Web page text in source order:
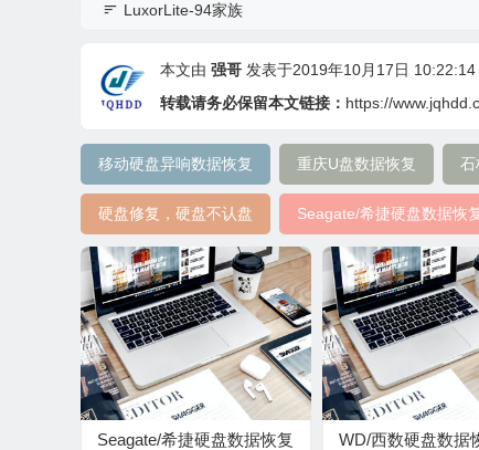
LuxorLite-94家族
本文由 强哥 发表于2019年10月17日 10:22:14
转载请务必保留本文链接： https://
移动硬盘异响数据恢复 重庆U盘数据恢复 石
硬盘修复，硬盘不认盘 Seagate/希捷硬盘数据恢
Seagate/希捷硬盘数据恢复
WD/西数硬盘数据